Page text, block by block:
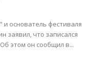
основатель фестиваля
заявил, что записался
этом он сообщил в...